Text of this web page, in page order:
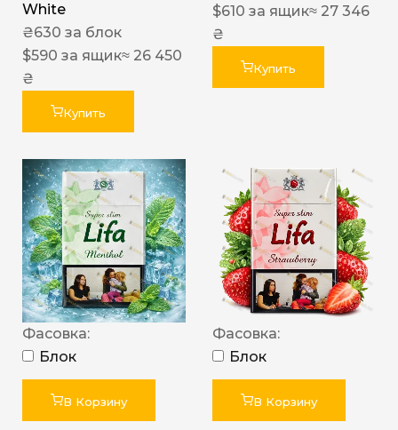
White
₴630 за блок
$590 за ящик≈ 26 450
₴
Купить
$610 за ящик≈ 27 346
₴
Купить
Фасовка:
Блок
В Корзину
Фасовка:
Блок
В Корзину